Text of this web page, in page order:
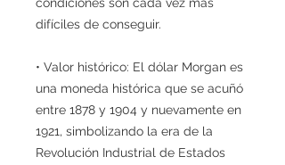
difíciles de conseguir.
• Valor histórico: El dólar Morgan es
una moneda histórica que se acuñó
entre 1878 y 1904 y nuevamente en
1921, simbolizando la era de la
Revolución Industrial de Estados